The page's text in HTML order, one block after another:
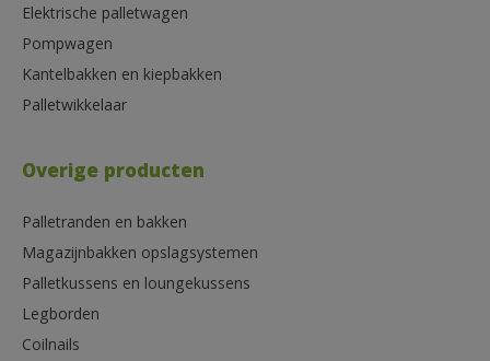
Elektrische palletwagen
Pompwagen
Kantelbakken en kiepbakken
Palletwikkelaar
Overige producten
Palletranden en bakken
Magazijnbakken opslagsystemen
Palletkussens en loungekussens
Legborden
Coilnails